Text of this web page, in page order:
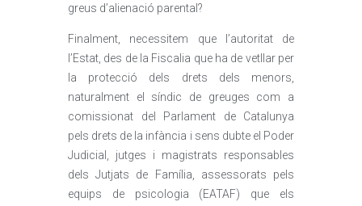
greus d’alienació parental?
Finalment, necessitem que l’autoritat de
l’Estat, des de la Fiscalia que ha de vetllar per
la protecció dels drets dels menors,
naturalment el síndic de greuges com a
comissionat del Parlament de Catalunya
pels drets de la infància i sens dubte el Poder
Judicial, jutges i magistrats responsables
dels Jutjats de Família, assessorats pels
equips de psicologia (EATAF) que els